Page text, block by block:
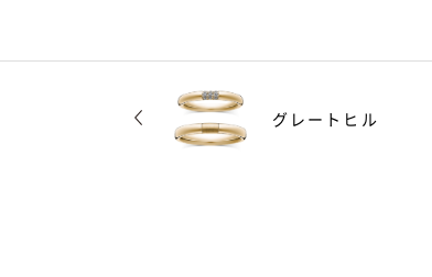
グレートヒル